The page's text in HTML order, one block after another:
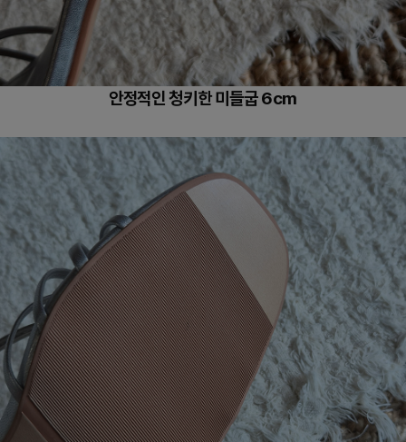
안정적인 청키한 미들굽 6cm